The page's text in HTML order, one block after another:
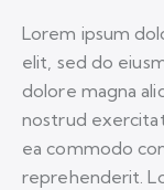
Lorem ipsum
elit, sed do
dolore magna
nostrud
ea commodo
reprehenderit.